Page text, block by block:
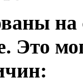
на
Это